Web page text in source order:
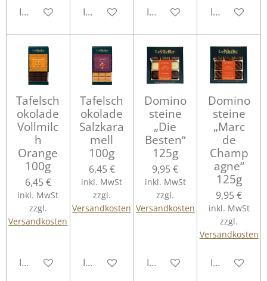
In den WarenkorbIn den WarenkorbIn den WarenkorbIn den
Tafelsch
okolade
Vollmilc
h
Orange
100g
6,45 €
inkl. MwSt
zzgl.
Versandkosten
In den Warenkorb
Tafelsch
okolade
Salzkara
mell
100g
6,45 €
inkl. MwSt
zzgl.
Versandkosten
In den Warenkorb
Domino
steine
„Die
Besten“
125g
9,95 €
inkl. MwSt
zzgl.
Versandkosten
In den Warenkorb
Domino
steine
„Marc
de
Champ
agne“
125g
9,95 €
inkl. MwSt
zzgl.
Versandkosten
In den